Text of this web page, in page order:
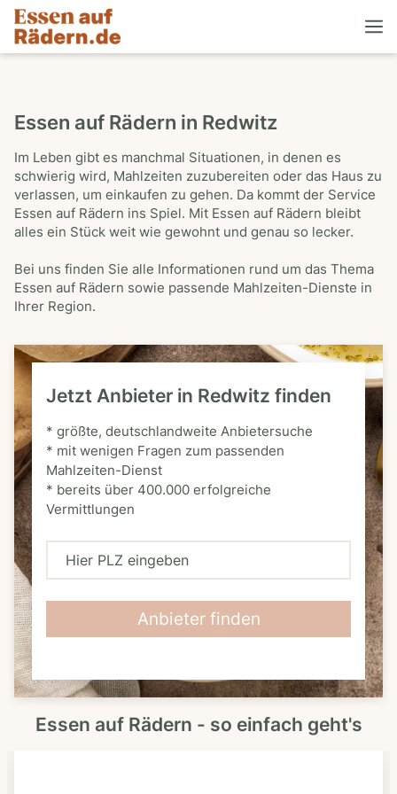
Essen auf Rädern in Redwitz
Im Leben gibt es manchmal Situationen, in denen es
schwierig wird, Mahlzeiten zuzubereiten oder das Haus zu
verlassen, um einkaufen zu gehen. Da kommt der Service
Essen auf Rädern ins Spiel. Mit Essen auf Rädern bleibt
alles ein Stück weit wie gewohnt und genau so lecker.
Bei uns finden Sie alle Informationen rund um das Thema
Essen auf Rädern sowie passende Mahlzeiten-Dienste in
Ihrer Region.
Jetzt Anbieter in Redwitz finden
* größte, deutschlandweite Anbietersuche
* mit wenigen Fragen zum passenden
Mahlzeiten-Dienst
* bereits über 400.000 erfolgreiche
Vermittlungen
H
L
Z
Anbieter finden
Essen auf Rädern - so einfach geht's